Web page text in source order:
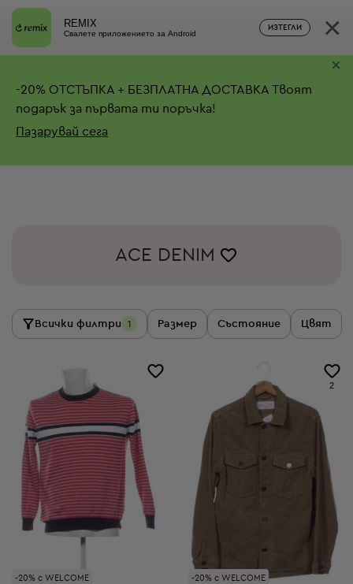
REMIX
Свалете приложението за Android
ИЗТЕГЛИ ×
-20% ОТСТЪПКА + БЕЗПЛАТНА ДОСТАВКА Твоят
подарък за първата ти поръчка!
Пазарувай сега
×
ACE DENIM
Всички филтри 1 Размер Състояние Цвят
-20% с WELCOME -20% с WELCOME
2